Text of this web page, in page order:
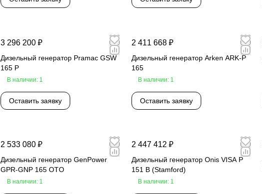
3 296 200 ₽
Дизельный генератор Pramac GSW
165 P
В наличии: 1
Оставить заявку
2 411 668 ₽
Дизельный генератор Arken ARK-P
165
В наличии: 1
Оставить заявку
2 533 080 ₽
Дизельный генератор GenPower
GPR-GNP 165 OTO
В наличии: 1
2 447 412 ₽
Дизельный генератор Onis VISA P
151 B (Stamford)
В наличии: 1